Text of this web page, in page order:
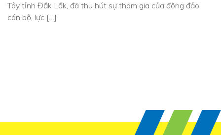
Tây tỉnh Đắk Lắk, đã thu hút sự tham gia của đông đảo
cán bộ, lực […]